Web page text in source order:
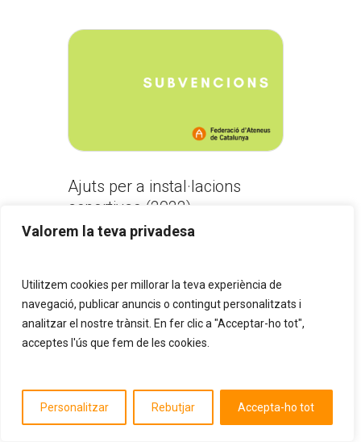
Valorem la teva privadesa
Utilitzem cookies per millorar la teva experiència de
navegació, publicar anuncis o contingut personalitzats i
analitzar el nostre trànsit. En fer clic a "Acceptar-ho tot",
acceptes l'ús que fem de les cookies.
Personalitzar Rebutjar Accepta-ho tot
Ajuts per a instal·lacions
esportives (2022)
Dia 17/11/2022 | Categoria2022, noticies, Notícies